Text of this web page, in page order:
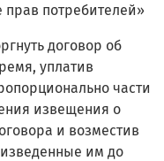
потребителей»
договор об
уплатив
части
извещения о
и возместив
им до